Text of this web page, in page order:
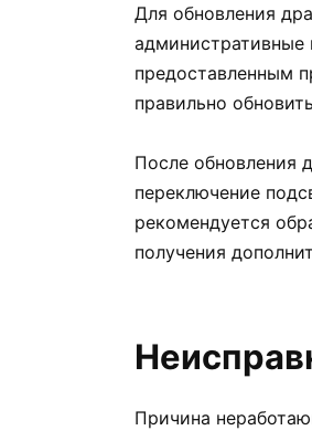
Для обновления
предоставленным
правильно
После обновления
переключение
рекомендуется
получения
Причина